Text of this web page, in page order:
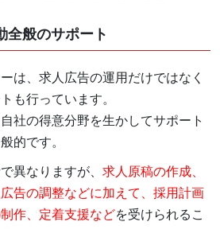
般のサポート
は、求人広告の運用だけではなく
も行っています。
社の得意分野を生かしてサポート
的です。
異なりますが、 求人原稿の作成、
告の調整などに加えて、採用計画
作、定着支援などを受けられるこ